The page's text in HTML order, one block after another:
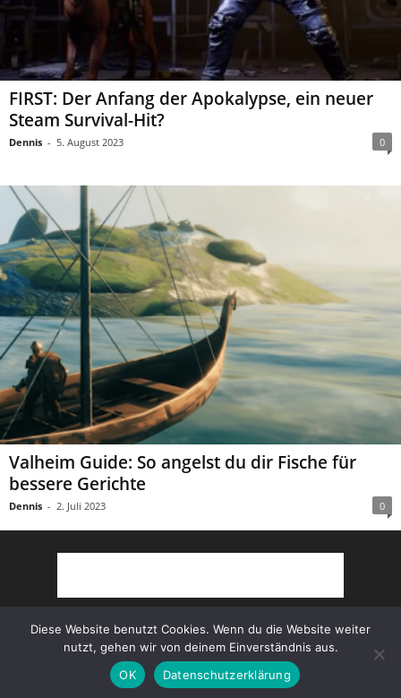
FIRST: Der Anfang der Apokalypse, ein neuer
Steam Survival-Hit?
Dennis - 5. August 2023 0
Valheim Guide: So angelst du dir Fische für
bessere Gerichte
Dennis - 2. Juli 2023 0
Partner AGB Impressum
Datenschutz
© Copyright 2022 Survivalcore.de
Diese Website benutzt Cookies. Wenn du die Website weiter
nutzt, gehen wir von deinem Einverständnis aus.
OK
Datenschutzerklärung